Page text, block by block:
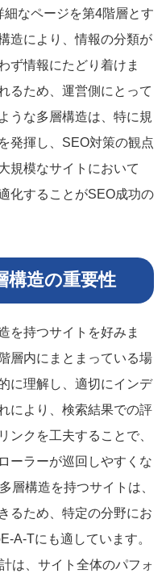
なページを第4階層とす
造により、情報の分類が
ず情報にたどり着けま
るため、運営側にとって
うな多層構造は、特に規
発揮し、SEO対策の観点
規模なサイトにおいて
化することがSEO成功の
構造の重要性
を持つサイトを好みま
層内にまとまっている場
に理解し、適切にインデ
により、検索結果での評
ンクを工夫することで、
ーラーが巡回しやすくな
層構造を持つサイトは、
るため、特定の分野にお
A-Tにも適しています。
は、サイト全体のパフォ